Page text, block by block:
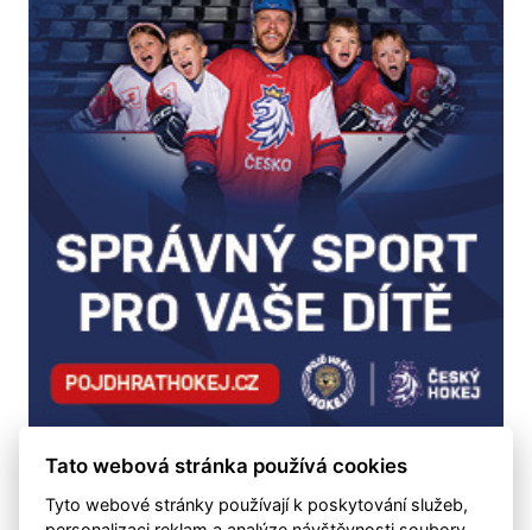
Tato webová stránka používá cookies
Tyto webové stránky používají k poskytování služeb,